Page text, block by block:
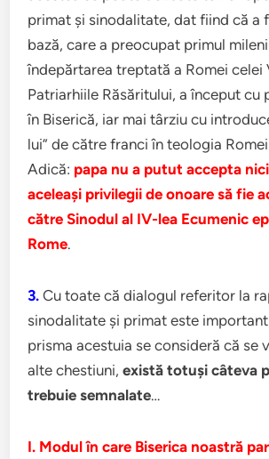
primat şi sinodalitate, dat fiind că a
bază, care a preocupat primul
îndepărtarea treptată a Romei celei
Patriarhiile Răsăritului, a început cu
în Biserică, iar mai târziu cu
lui” de către franci în teologia
Adică: papa nu a putut accepta
aceleaşi privilegii de onoare să fie
către Sinodul al IV-lea Ecumenic
Rome.
3.Cu toate că dialogul referitor la
sinodalitate şi primat este
prisma acestuia se consideră că se
alte chestiuni,există totuşi câteva
trebuie semnalate…
I. Modul în care Biserica noastră